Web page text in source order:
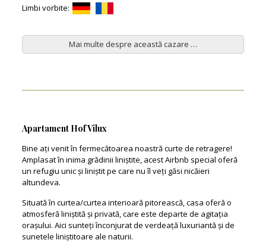
Limbi vorbite:
Mai multe despre această cazare …
Apartament Hof Vilux
Bine ați venit în fermecătoarea noastră curte de retragere!
Amplasat în inima grădinii liniștite, acest Airbnb special oferă
un refugiu unic și liniștit pe care nu îl veți găsi nicăieri
altundeva.
Situată în curtea/curtea interioară pitorească, casa oferă o
atmosferă liniștită și privată, care este departe de agitația
orașului. Aici sunteți înconjurat de verdeață luxuriantă și de
sunetele liniștitoare ale naturii.